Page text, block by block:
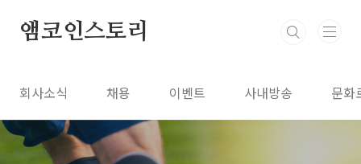
앰코인스토리
회사소식 채용 이벤트 사내방송 문화